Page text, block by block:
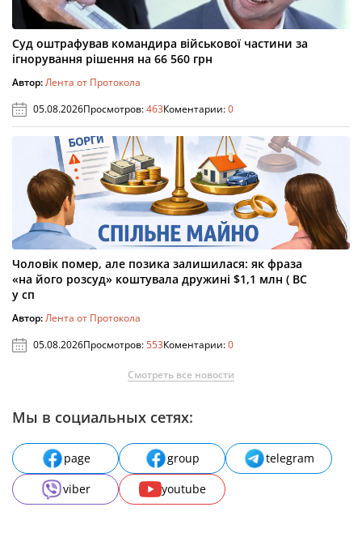
Суд оштрафував командира військової частини за
ігнорування рішення на 66 560 грн
Автор:Лента от Протокола
05.08.2026Просмотров:463Коментарии:0
Чоловік помер, але позика залишилася: як фраза
«на його розсуд» коштувала дружині $1,1 млн ( ВС
у сп
Автор:Лента от Протокола
05.08.2026Просмотров:553Коментарии:0
Смотреть все новости
Мы в социальных сетях:
page group
telegram
viber
youtube